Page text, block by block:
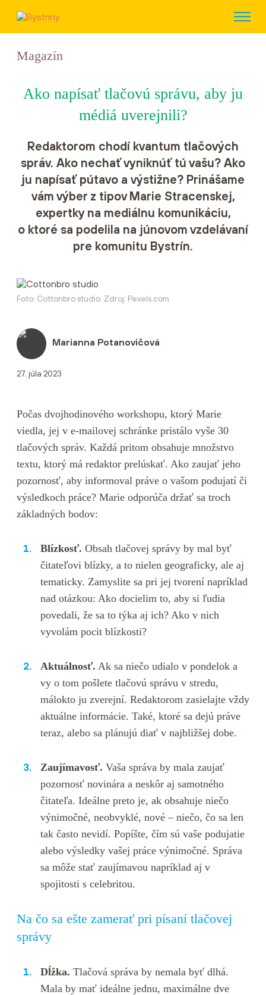
Magazín
Ako napísať tlačovú správu, aby ju
médiá uverejnili?
Redaktorom chodí kvantum tlačových
správ. Ako nechať vyniknúť tú vašu? Ako
ju napísať pútavo a výstižne? Prinášame
vám výber z tipov Marie Stracenskej,
expertky na mediálnu komunikáciu,
o ktoré sa podelila na júnovom vzdelávaní
pre komunitu Bystrín.
Foto: Cottonbro studio. Zdroj: Pexels.com
Marianna Potanovičová
27. júla 2023
Počas dvojhodinového workshopu, ktorý Marie
viedla, jej v e-mailovej schránke pristálo vyše 30
tlačových správ. Každá pritom obsahuje množstvo
textu, ktorý má redaktor prelúskať. Ako zaujať jeho
pozornosť, aby informoval práve o vašom podujatí či
výsledkoch práce? Marie odporúča držať sa troch
základných bodov:
Blízkosť. Obsah tlačovej správy by mal byť
čitateľovi blízky, a to nielen geograficky, ale aj
tematicky. Zamyslite sa pri jej tvorení napríklad
nad otázkou: Ako docielim to, aby si ľudia
povedali, že sa to týka aj ich? Ako v nich
vyvolám pocit blízkosti?
Aktuálnosť. Ak sa niečo udialo v pondelok a
vy o tom pošlete tlačovú správu v stredu,
málokto ju zverejní. Redaktorom zasielajte vždy
aktuálne informácie. Také, ktoré sa dejú práve
teraz, alebo sa plánujú diať v najbližšej dobe.
Zaujímavosť. Vaša správa by mala zaujať
pozornosť novinára a neskôr aj samotného
čitateľa. Ideálne preto je, ak obsahuje niečo
výnimočné, neobvyklé, nové – niečo, čo sa len
tak často nevidí. Popíšte, čím sú vaše podujatie
alebo výsledky vašej práce výnimočné. Správa
sa môže stať zaujímavou napríklad aj v
spojitosti s celebritou.
Na čo sa ešte zamerať pri písaní tlačovej
správy
Dĺžka. Tlačová správa by nemala byť dlhá.
Mala by mať ideálne jednu, maximálne dve